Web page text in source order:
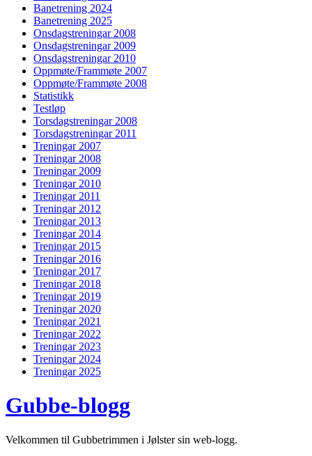
Banetrening 2024
Banetrening 2025
Onsdagstreningar 2008
Onsdagstreningar 2009
Onsdagstreningar 2010
Oppmøte/Frammøte 2007
Oppmøte/Frammøte 2008
Statistikk
Testløp
Torsdagstreningar 2008
Torsdagstreningar 2011
Treningar 2007
Treningar 2008
Treningar 2009
Treningar 2010
Treningar 2011
Treningar 2012
Treningar 2013
Treningar 2014
Treningar 2015
Treningar 2016
Treningar 2017
Treningar 2018
Treningar 2019
Treningar 2020
Treningar 2021
Treningar 2022
Treningar 2023
Treningar 2024
Treningar 2025
Gubbe-blogg
Velkommen til Gubbetrimmen i Jølster sin web-logg.